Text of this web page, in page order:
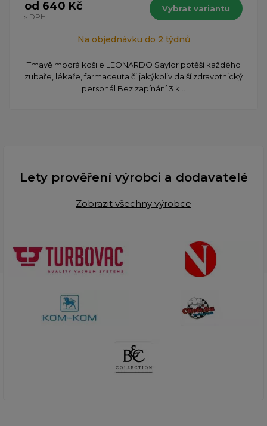
od 640 Kč
s DPH
Vybrat variantu
Na objednávku do 2 týdnů
​Tmavě modrá košile LEONARDO Saylor potěší každého
zubaře, lékaře, farmaceuta či jakýkoliv další zdravotnický
personál Bez zapínání 3 k...
Lety prověření výrobci a dodavatelé
Zobrazit všechny výrobce